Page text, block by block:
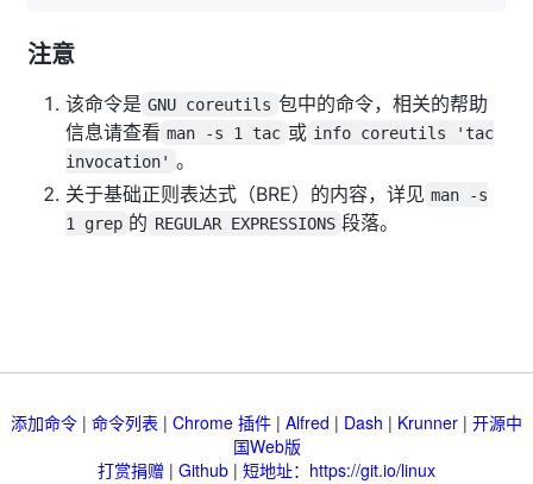
注意
该命令是 GNU coreutils 包中的命令，相关的帮助
信息请查看 man -s 1 tac 或 info coreutils 'tac
invocation' 。
关于基础正则表达式（BRE）的内容，详见 man -s
1 grep 的 REGULAR EXPRESSIONS 段落。
添加命令 | 命令列表 | Chrome 插件 | Alfred | Dash | Krunner | 开源中
国Web版
打赏捐赠 | Github | 短地址：https://git.io/linux